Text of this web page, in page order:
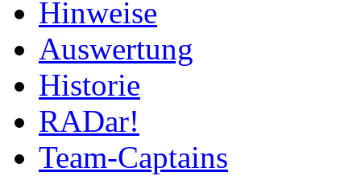
Hinweise
Auswertung
Historie
RADar!
Team-Captains